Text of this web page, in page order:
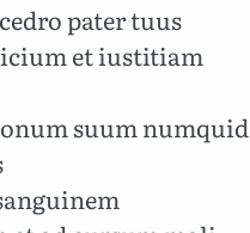
pater tuus
et iustitiam
suum numquid